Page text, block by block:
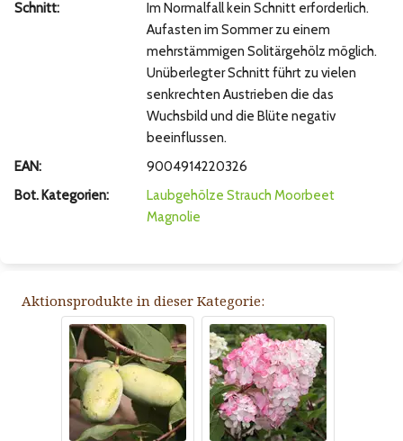
Schnitt:
Im Normalfall kein Schnitt erforderlich.
Aufasten im Sommer zu einem
mehrstämmigen Solitärgehölz möglich.
Unüberlegter Schnitt führt zu vielen
senkrechten Austrieben die das
Wuchsbild und die Blüte negativ
beeinflussen.
EAN:
9004914220326
Bot. Kategorien:
Laubgehölze Strauch Moorbeet
Magnolie
Aktionsprodukte in dieser Kategorie: